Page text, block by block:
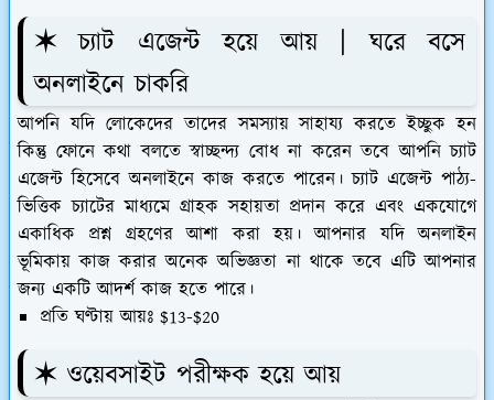
✶ চ্যাট এজেন্ট হয়ে আয় | ঘরে বসে
অনলাইনে চাকরি
আপনি যদি লোকেদের তাদের সমস্যায় সাহায্য করতে ইচ্ছুক হন
কিন্তু ফোনে কথা বলতে স্বাচ্ছন্দ্য বোধ না করেন তবে আপনি চ্যাট
এজেন্ট হিসেবে অনলাইনে কাজ করতে পারেন। চ্যাট এজেন্ট পাঠ্য-
ভিত্তিক চ্যাটের মাধ্যমে গ্রাহক সহায়তা প্রদান করে এবং একযোগে
একাধিক প্রশ্ন গ্রহণের আশা করা হয়। আপনার যদি অনলাইন
ভূমিকায় কাজ করার অনেক অভিজ্ঞতা না থাকে তবে এটি আপনার
জন্য একটি আদর্শ কাজ হতে পারে।
প্রতি ঘণ্টায় আয়ঃ $13-$20
✶ ওয়েবসাইট পরীক্ষক হয়ে আয়